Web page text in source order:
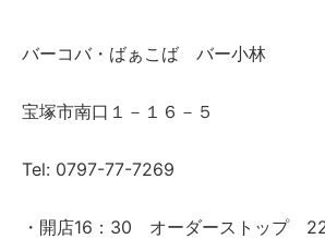
バーコバ・ばぁこば バー小林
宝塚市南口１－１６－５
Tel: 0797-77-7269
・開店16：30 オーダーストップ